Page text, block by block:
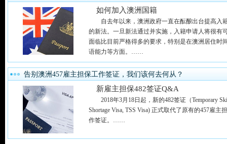
如何加入澳洲国籍
自去年以来，澳洲政府一直在酝酿出台提高入
的新法。一旦新法通过并实施，入籍申请人将很有
面临比目前严格得多的要求，特别是在澳洲居住时
语能力等方面。……
告别澳洲457雇主担保工作签证，我们该何去何从？
新雇主担保482签证Q&A
2018年3月18日起，新的482签证（Temporary
Shortage Visa, TSS Visa) 正式取代了原有的457雇主
作签证。……